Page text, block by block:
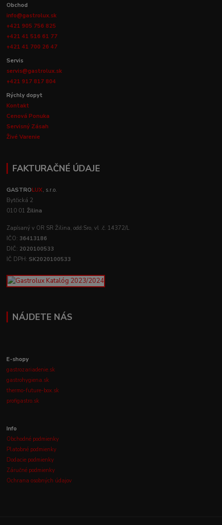
Obchod
info@gastrolux.sk
+421 905 756 825
+421 41 516 61 77
+421 41 700 26 47
Servis
servis@gastrolux.sk
+421 917 817 804
Rýchly dopyt
Kontakt
Cenová Ponuka
Servisný Zásah
Živé Varenie
FAKTURAČNÉ ÚDAJE
GASTROLUX, s.r.o.
Bytčická 2
010 01Žilina
Zapísaný v OR SR Žilina, odd:Sro, vl .č. 14372/L
IČO: 36413186
DIČ: 2020100533
IČ DPH: SK2020100533
NÁJDETE NÁS
E-shopy
gastrozariadenie.sk
gastrohygiena.sk
thermo-future-box.sk
profigastro.sk
Info
Obchodné podmienky
Platobné podmienky
Dodacie podmienky
Záručné podmienky
Ochrana osobných údajov